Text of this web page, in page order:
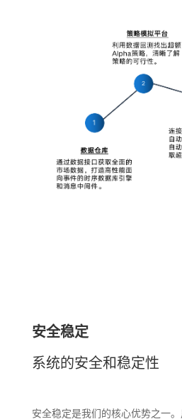
安全稳定
系统的安全和稳定性
安全稳定是我们的核心优势之一